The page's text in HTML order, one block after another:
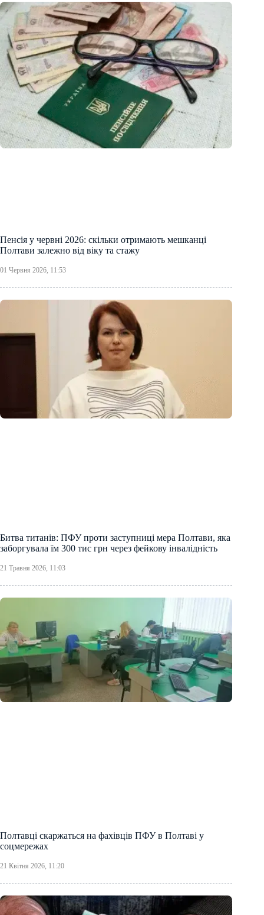
Пенсія у червні 2026: скільки отримають мешканці
Полтави залежно від віку та стажу
01 Червня 2026, 11:53
Битва титанів: ПФУ проти заступниці мера Полтави, яка
заборгувала їм 300 тис грн через фейкову інвалідність
21 Травня 2026, 11:03
Полтавці скаржаться на фахівців ПФУ в Полтаві у
соцмережах
21 Квітня 2026, 11:20